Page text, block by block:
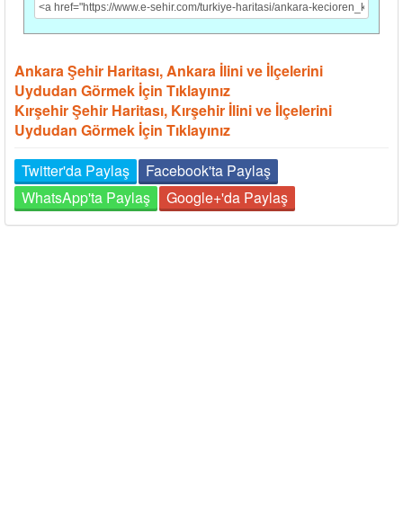
Ankara Şehir Haritası, Ankara İlini ve İlçelerini
Uydudan Görmek İçin Tıklayınız
Kırşehir Şehir Haritası, Kırşehir İlini ve İlçelerini
Uydudan Görmek İçin Tıklayınız
Twitter'da Paylaş
Facebook'ta Paylaş
WhatsApp'ta Paylaş
Google+'da Paylaş